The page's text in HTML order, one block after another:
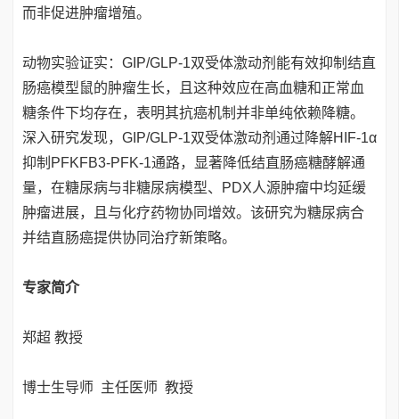
而非促进肿瘤增殖。
动物实验证实：GIP/GLP-1双受体激动剂能有效抑制结直
肠癌模型鼠的肿瘤生长，且这种效应在高血糖和正常血
糖条件下均存在，表明其抗癌机制并非单纯依赖降糖。
深入研究发现，GIP/GLP-1双受体激动剂通过降解HIF-1α
抑制PFKFB3-PFK-1通路，显著降低结直肠癌糖酵解通
量，在糖尿病与非糖尿病模型、PDX人源肿瘤中均延缓
肿瘤进展，且与化疗药物协同增效。该研究为糖尿病合
并结直肠癌提供协同治疗新策略。
专家简介
郑超 教授
博士生导师 主任医师 教授